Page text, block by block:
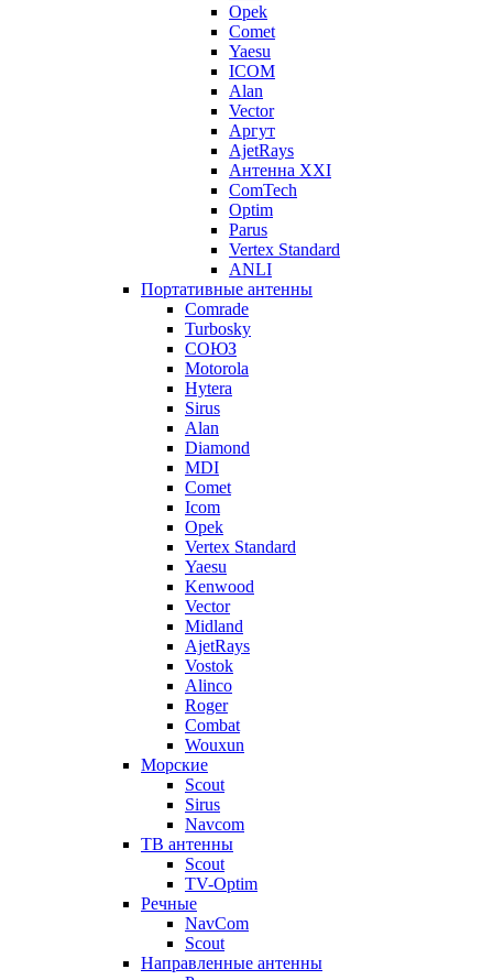
Opek
Comet
Yaesu
ICOM
Alan
Vector
Аргут
AjetRays
Антенна XXI
ComTech
Optim
Parus
Vertex Standard
ANLI
Портативные антенны
Comrade
Turbosky
СОЮЗ
Motorola
Hytera
Sirus
Alan
Diamond
MDI
Comet
Icom
Opek
Vertex Standard
Yaesu
Kenwood
Vector
Midland
AjetRays
Vostok
Alinco
Roger
Combat
Wouxun
Морские
Scout
Sirus
Navcom
ТВ антенны
Scout
TV-Optim
Речные
NavCom
Scout
Направленные антенны